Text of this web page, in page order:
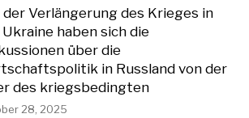
Verlängerung des Krieges in
haben sich die
über die
in Russland von der
des kriegsbedingten
28, 2025